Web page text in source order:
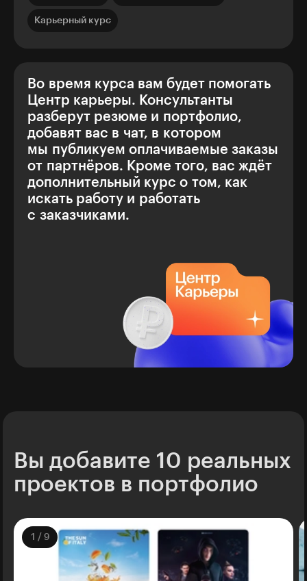
Карьерный курс
Во время курса вам будет помогать
Центр карьеры. Консультанты
разберут резюме и портфолио,
добавят вас в чат, в котором
мы публикуем оплачиваемые заказы
от партнёров. Кроме того, вас ждёт
дополнительный курс о том, как
искать работу и работать
с заказчиками.
Вы добавите 10 реальных
проектов в портфолио
1 / 9